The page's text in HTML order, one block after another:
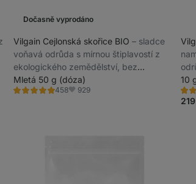
Dočasně vyprodáno
Vilgain Cejlonská skořice BIO ⁠–⁠ sladce
voňavá odrůda s mírnou štiplavostí z
ekologického zemědělství, bez
zbytečných aditiv
Mletá 50 g (dóza)
458
Hodnocení
Oblíbené
929
10
4.7/
391